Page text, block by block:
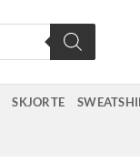
SKJORTE